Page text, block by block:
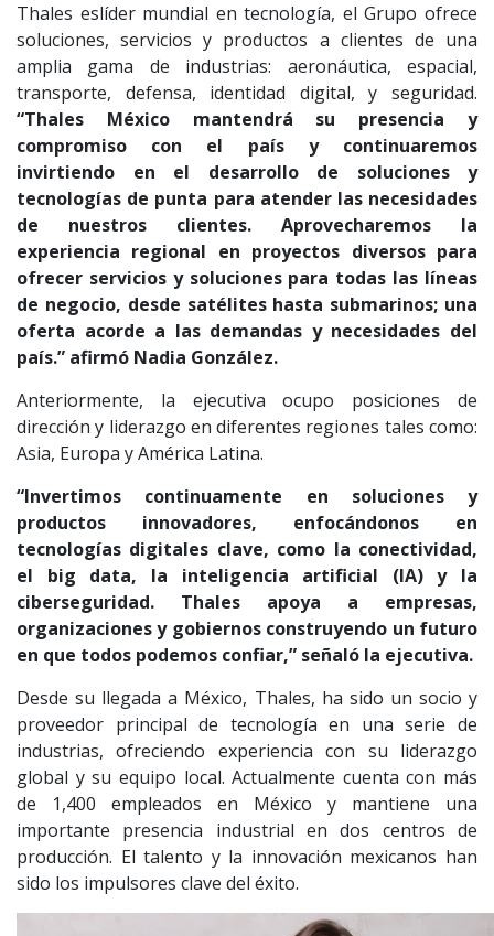
Thales eslíder mundial en tecnología, el Grupo ofrece
soluciones, servicios y productos a clientes de una
amplia gama de industrias: aeronáutica, espacial,
transporte, defensa, identidad digital, y seguridad.
“Thales México mantendrá su presencia y
compromiso con el país y continuaremos
invirtiendo en el desarrollo de soluciones y
tecnologías de punta para atender las necesidades
de nuestros clientes. Aprovecharemos la
experiencia regional en proyectos diversos para
ofrecer servicios y soluciones para todas las líneas
de negocio, desde satélites hasta submarinos; una
oferta acorde a las demandas y necesidades del
país.” afirmó Nadia González.
Anteriormente, la ejecutiva ocupo posiciones de
dirección y liderazgo en diferentes regiones tales como:
Asia, Europa y América Latina.
“Invertimos continuamente en soluciones y
productos innovadores, enfocándonos en
tecnologías digitales clave, como la conectividad,
el big data, la inteligencia artificial (IA) y la
ciberseguridad. Thales apoya a empresas,
organizaciones y gobiernos construyendo un futuro
en que todos podemos confiar,” señaló la ejecutiva.
Desde su llegada a México, Thales, ha sido un socio y
proveedor principal de tecnología en una serie de
industrias, ofreciendo experiencia con su liderazgo
global y su equipo local. Actualmente cuenta con más
de 1,400 empleados en México y mantiene una
importante presencia industrial en dos centros de
producción. El talento y la innovación mexicanos han
sido los impulsores clave del éxito.